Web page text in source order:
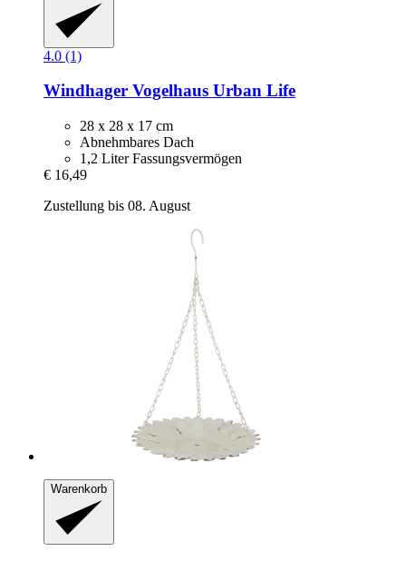
4.0 (1)
Windhager Vogelhaus Urban Life
28 x 28 x 17 cm
Abnehmbares Dach
1,2 Liter Fassungsvermögen
€ 16,49
Zustellung bis 08. August
Warenkorb